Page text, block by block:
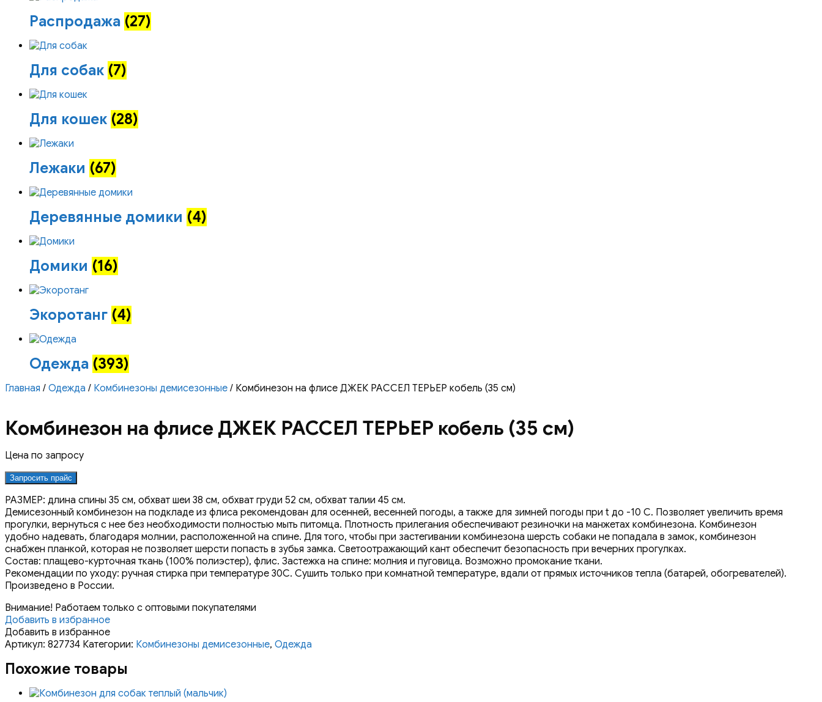
Распродажа (27)
Для собак (7)
Для кошек (28)
Лежаки (67)
Деревянные домики (4)
Домики (16)
Экоротанг (4)
Одежда (393)
Главная / Одежда / Комбинезоны демисезонные / Комбинезон на флисе ДЖЕК РАССЕЛ ТЕРЬЕР кобель (35 см)
Комбинезон на флисе ДЖЕК РАССЕЛ ТЕРЬЕР кобель (35 см)
Цена по запросу
Запросить прайс
РАЗМЕР: длина спины 35 см, обхват шеи 38 см, обхват груди 52 см, обхват талии 45 см.
Демисезонный комбинезон на подкладе из флиса рекомендован для осенней, весенней погоды, а также для зимней погоды при t до -10 С. Позволяет увеличить время
прогулки, вернуться с нее без необходимости полностью мыть питомца. Плотность прилегания обеспечивают резиночки на манжетах комбинезона. Комбинезон
удобно надевать, благодаря молнии, расположенной на спине. Для того, чтобы при застегивании комбинезона шерсть собаки не попадала в замок, комбинезон
снабжен планкой, которая не позволяет шерсти попасть в зубья замка. Светоотражающий кант обеспечит безопасность при вечерних прогулках.
Состав: плащево-курточная ткань (100% полиэстер), флис. Застежка на спине: молния и пуговица. Возможно промокание ткани.
Рекомендации по уходу: ручная стирка при температуре 30С. Сушить только при комнатной температуре, вдали от прямых источников тепла (батарей, обогревателей).
Произведено в России.
Внимание! Работаем только с оптовыми покупателями
Добавить в избранное
Добавить в избранное
Артикул: 827734 Категории: Комбинезоны демисезонные, Одежда
Похожие товары